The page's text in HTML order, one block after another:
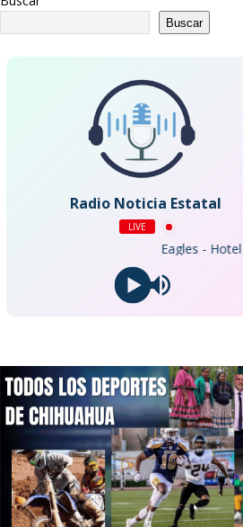
Buscar
Radio Noticia Estatal
LIVE
Eagles - Hotel